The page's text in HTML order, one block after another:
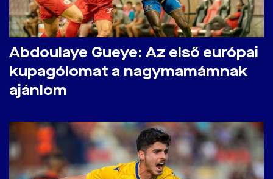
Abdoulaye Gueye: Az első európai
kupagólomat a nagymamámnak
ajánlom